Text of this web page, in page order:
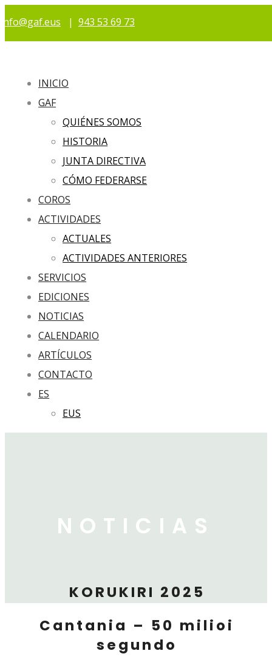
info@gaf.eus | 943 53 69 73
INICIO
GAF
QUIÉNES SOMOS
HISTORIA
JUNTA DIRECTIVA
CÓMO FEDERARSE
COROS
ACTIVIDADES
ACTUALES
ACTIVIDADES ANTERIORES
SERVICIOS
EDICIONES
NOTICIAS
CALENDARIO
ARTÍCULOS
CONTACTO
ES
EUS
NOTICIAS
KORUKIRI 2025
Cantania – 50 milioi
segundo